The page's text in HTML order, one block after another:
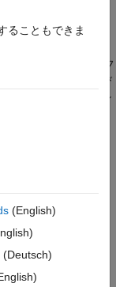
ファイルを ZIP 圧縮フ
移動、解凍、および
アのリストはオプシ
めることができま
ルなど)
イルなど)
ァイル (.mat
ることもできま
(English)
(Deutsch)